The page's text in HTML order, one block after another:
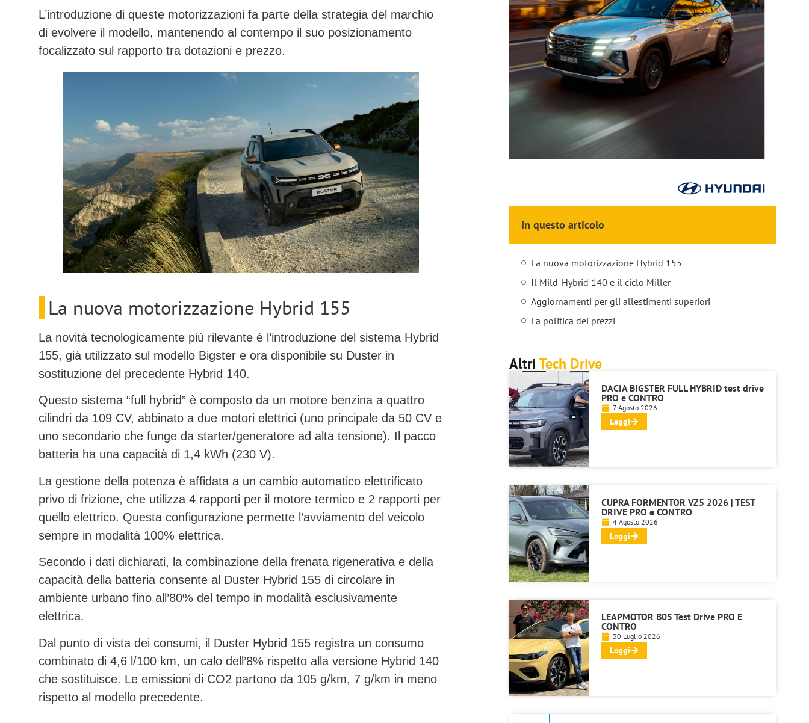
L’introduzione di queste motorizzazioni fa parte della strategia del marchio
di evolvere il modello, mantenendo al contempo il suo posizionamento
focalizzato sul rapporto tra dotazioni e prezzo.
La nuova motorizzazione Hybrid 155
La novità tecnologicamente più rilevante è l’introduzione del sistema Hybrid
155, già utilizzato sul modello Bigster e ora disponibile su Duster in
sostituzione del precedente Hybrid 140.
Questo sistema “full hybrid” è composto da un motore benzina a quattro
cilindri da 109 CV, abbinato a due motori elettrici (uno principale da 50 CV e
uno secondario che funge da starter/generatore ad alta tensione). Il pacco
batteria ha una capacità di 1,4 kWh (230 V).
La gestione della potenza è affidata a un cambio automatico elettrificato
privo di frizione, che utilizza 4 rapporti per il motore termico e 2 rapporti per
quello elettrico. Questa configurazione permette l’avviamento del veicolo
sempre in modalità 100% elettrica.
Secondo i dati dichiarati, la combinazione della frenata rigenerativa e della
capacità della batteria consente al Duster Hybrid 155 di circolare in
ambiente urbano fino all’80% del tempo in modalità esclusivamente
elettrica.
Dal punto di vista dei consumi, il Duster Hybrid 155 registra un consumo
combinato di 4,6 l/100 km, un calo dell’8% rispetto alla versione Hybrid 140
che sostituisce. Le emissioni di CO2 partono da 105 g/km, 7 g/km in meno
rispetto al modello precedente.
In questo articolo
La nuova motorizzazione Hybrid 155
Il Mild-Hybrid 140 e il ciclo Miller
Aggiornamenti per gli allestimenti superiori
La politica dei prezzi
AltriTech Drive
DACIA BIGSTER FULL HYBRID test drive
PRO e CONTRO
7 Agosto 2026
Leggi
CUPRA FORMENTOR VZ5 2026 | TEST
DRIVE PRO e CONTRO
4 Agosto 2026
Leggi
LEAPMOTOR B05 Test Drive PRO E
CONTRO
30 Luglio 2026
Leggi